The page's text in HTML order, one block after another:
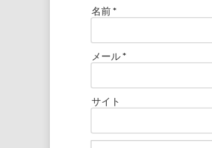
名前*
メール*
サイト